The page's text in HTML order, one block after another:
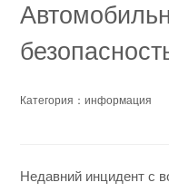
Категория：информация
Недавний инцидент с